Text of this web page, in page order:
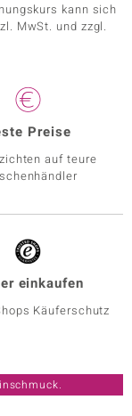
kann sich
MwSt. und zzgl.
Preise
auf teure
einkaufen
Käuferschutz